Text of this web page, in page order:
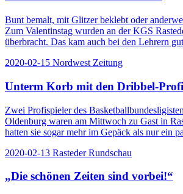
Bunt bemalt, mit Glitzer beklebt oder
Zum Valentinstag wurden an der KGS
überbracht. Das kam auch bei den Lehrern
2020-02-15 Nordwest Zeitung
Unterm Korb mit den Dribbel-
Zwei Profispieler des
Oldenburg waren am Mittwoch zu Gast in
hatten sie sogar mehr im Gepäck als nur ein
2020-02-13 Rasteder Rundschau
„Die schönen Zeiten sind vorbei!“